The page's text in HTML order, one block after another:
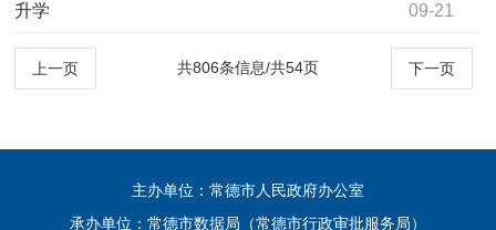
升学 09-21
上一页 下一页
共806条信息/共54页
主办单位：常德市人民政府办公室
承办单位：常德市数据局（常德市行政审批服务局）